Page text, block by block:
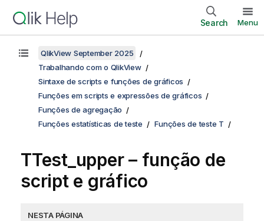
Search Menu
QlikView September 2025
Trabalhando com o QlikView
Sintaxe de scripts e funções de gráficos
Funções em scripts e expressões de gráficos
Funções de agregação
Funções estatísticas de teste
Funções de teste T
TTest_upper– função de
script e gráfico
NESTA PÁGINA